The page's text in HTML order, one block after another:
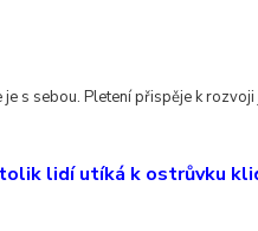
s sebou. Pletení přispěje k
lidí utíká k ostrůvku